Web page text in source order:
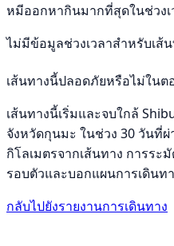
หมีออกหากินมากที่สุดในช่วง
ไม่มีข้อมูลช่วงเวลาสำหรับเส้
เส้นทางนี้ปลอดภัยหรือไม่ในต
เส้นทางนี้เริ่มและจบใกล้
จังหวัดกุนมะ ในช่วง 30 วันที่
กิโลเมตรจากเส้นทาง การระ
รอบตัวและบอกแผนการเดินท
กลับไปยังรายงานการเดินทาง